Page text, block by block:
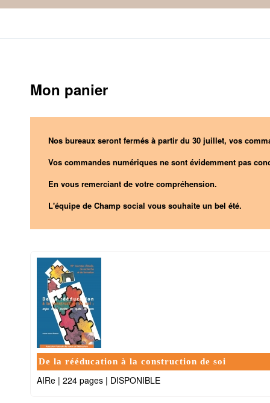
Mon panier
Nos bureaux seront fermés à partir du 30 juillet, vos
Vos commandes numériques ne sont évidemment pas
En vous remerciant de votre compréhension.
L'équipe de Champ social vous souhaite un bel été.
De la rééducation à la construction de soi
AIRe | 224 pages | DISPONIBLE